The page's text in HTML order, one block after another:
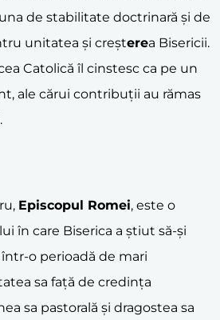
de stabilitate doctrinară și de
unitatea și creșterea Bisericii.
Catolică îl cinstesc ca pe un
ale cărui contribuții au rămas
Episcopul Romei, este o
în care Biserica a știut să-și
o perioadă de mari
sa față de credința
sa pastorală și dragostea sa